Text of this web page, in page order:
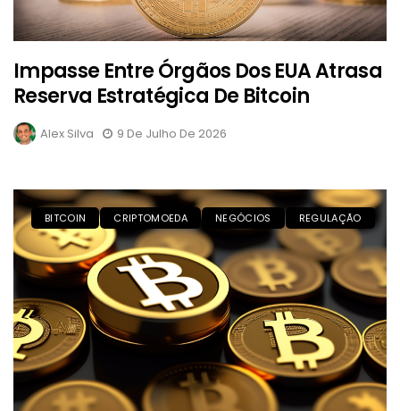
Impasse Entre Órgãos Dos EUA Atrasa
Reserva Estratégica De Bitcoin
Alex Silva 9 De Julho De 2026
BITCOIN CRIPTOMOEDA NEGÓCIOS REGULAÇÃO